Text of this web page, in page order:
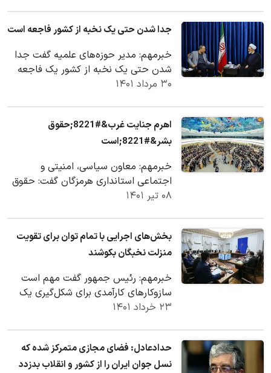
جدا شدن حتی یک نخبه از کشور فاجعه است
خبرمهم: مدیر حوزه‌های علمیه گفت جدا
شدن حتی یک نخبه از کشور یک فاجعه
است که ضروری است موانع و چالش‌های
۳۰ مرداد ۱۴۰۱
اهرم جنایت غرب&#8221;حقوق
بشر&#8221;است
خبرمهم: معاون سیاسی، امنیتی و
اجتماعی استانداری هرمزگان گفت: حقوق
بشر برای غرب اهرم و ابزاری برای سرپوش
۰۸ تیر ۱۴۰۱
بخش‌های اجرایی با تمام توان برای تقویت
منزلت نخبگان بکوشند
خبرمهم: رئیس جمهور گفت مهم است
سازوکار‌های کارآمدی برای شکل‌گیری یک
رابطه موثر میان دولت و نهاد علم فراهم
۲۳ خرداد ۱۴۰۱
حدادعادل: فضای مجازی متمرکز شده که
نسل جوان ایران را از کشور و انقلاب بدزدد